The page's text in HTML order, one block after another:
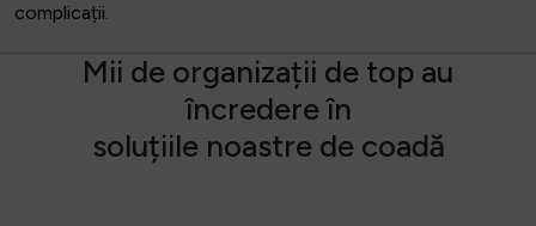
complicații.
Mii de organizații de top au
încredereîn
soluțiile noastre de coadă